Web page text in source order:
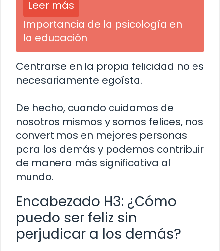
Leer más
Importancia de la psicología en
la educación
Centrarse en la propia felicidad no es
necesariamente egoísta.
De hecho, cuando cuidamos de
nosotros mismos y somos felices, nos
convertimos en mejores personas
para los demás y podemos contribuir
de manera más significativa al
mundo.
Encabezado H3: ¿Cómo
puedo ser feliz sin
perjudicar a los demás?